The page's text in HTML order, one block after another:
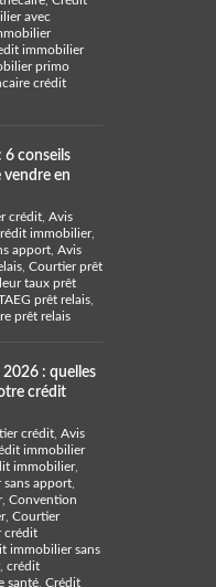
avec
immobilier
primo
crédit
6 conseils
vendre en
crédit ,Avis
immobilier,
apport ,Avis
,Courtier prêt
taux prêt
prêt relais
prêt relais
: quelles
crédit
crédit ,Avis
immobilier
immobilier,
sans apport
,Convention
,Courtier
crédit
immobilier sans
,crédit
santé ,Crédit